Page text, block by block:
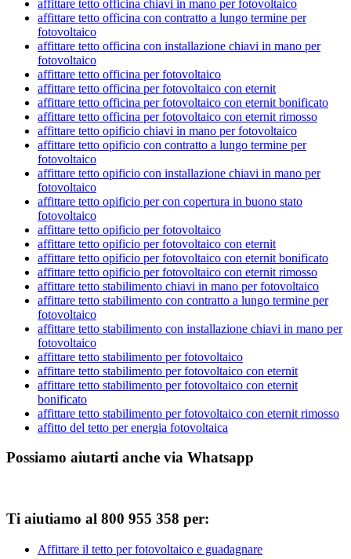
affittare tetto officina chiavi in mano per fotovoltaico
affittare tetto officina con contratto a lungo termine per
fotovoltaico
affittare tetto officina con installazione chiavi in mano per
fotovoltaico
affittare tetto officina per fotovoltaico
affittare tetto officina per fotovoltaico con eternit
affittare tetto officina per fotovoltaico con eternit bonificato
affittare tetto officina per fotovoltaico con eternit rimosso
affittare tetto opificio chiavi in mano per fotovoltaico
affittare tetto opificio con contratto a lungo termine per
fotovoltaico
affittare tetto opificio con installazione chiavi in mano per
fotovoltaico
affittare tetto opificio per con copertura in buono stato
fotovoltaico
affittare tetto opificio per fotovoltaico
affittare tetto opificio per fotovoltaico con eternit
affittare tetto opificio per fotovoltaico con eternit bonificato
affittare tetto opificio per fotovoltaico con eternit rimosso
affittare tetto stabilimento chiavi in mano per fotovoltaico
affittare tetto stabilimento con contratto a lungo termine per
fotovoltaico
affittare tetto stabilimento con installazione chiavi in mano per
fotovoltaico
affittare tetto stabilimento per fotovoltaico
affittare tetto stabilimento per fotovoltaico con eternit
affittare tetto stabilimento per fotovoltaico con eternit
bonificato
affittare tetto stabilimento per fotovoltaico con eternit rimosso
affitto del tetto per energia fotovoltaica
Possiamo aiutarti anche via Whatsapp
Ti aiutiamo al 800 955 358 per:
Affittare il tetto per fotovoltaico e guadagnare